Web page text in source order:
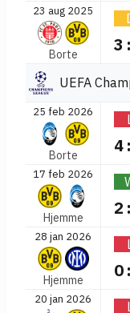
23 aug 2025
Borte
UEFA
25 feb 2026
Borte
17 feb 2026
Hjemme
28 jan 2026
Hjemme
20 jan 2026